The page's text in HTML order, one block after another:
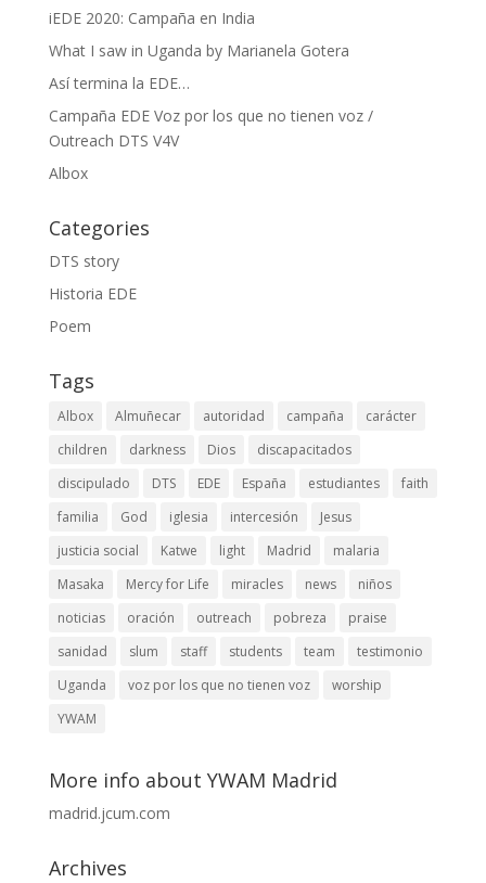
iEDE 2020: Campaña en India
What I saw in Uganda by Marianela Gotera
Así termina la EDE…
Campaña EDE Voz por los que no tienen voz /
Outreach DTS V4V
Albox
Categories
DTS story
Historia EDE
Poem
Tags
Albox Almuñecar autoridad campaña
carácter
children
darkness Dios
discapacitados
discipulado
DTS EDE España estudiantes
faith
familia
God iglesia intercesión
Jesus
justicia social
Katwe light Madrid
malaria
Masaka
Mercy for Life miracles news
niños
noticias
oración outreach pobreza
praise
sanidad
slum staff students team
testimonio
Uganda
voz por los que no tienen voz
worship
YWAM
More info about YWAM Madrid
madrid.jcum.com
Archives